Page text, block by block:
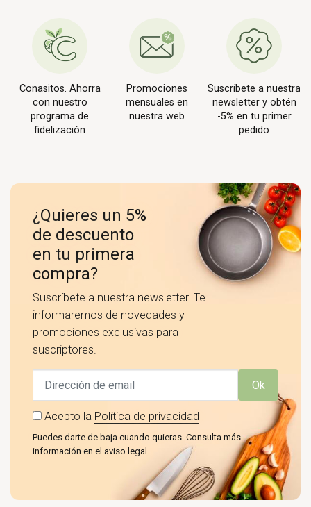
Conasitos. Ahorra
con nuestro
programa de
fidelización
Promociones
mensuales en
nuestra web
Suscríbete a nuestra
newsletter y obtén
-5% en tu primer
pedido
¿Quieres un 5%
de descuento
en tu primera
compra?
Suscríbete a nuestra newsletter. Te
informaremos de novedades y
promociones exclusivas para
suscriptores.
Ok
Acepto la Política de privacidad
Puedes darte de baja cuando quieras. Consulta más
información en el aviso legal